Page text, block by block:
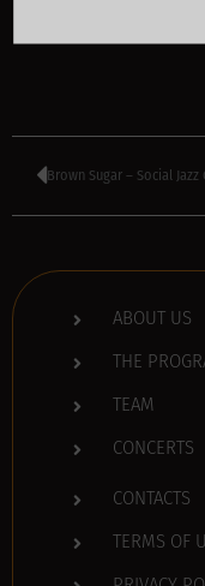
ABOUT US
THE
TEAM
CONCERTS
CONTACTS
TERMS OF